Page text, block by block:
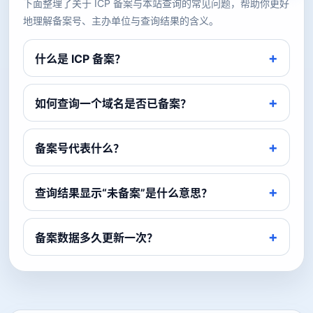
下面整理了关于 ICP 备案与本站查询的常见问题，帮助你更好
地理解备案号、主办单位与查询结果的含义。
什么是 ICP 备案？
如何查询一个域名是否已备案？
备案号代表什么？
查询结果显示“未备案”是什么意思？
备案数据多久更新一次？